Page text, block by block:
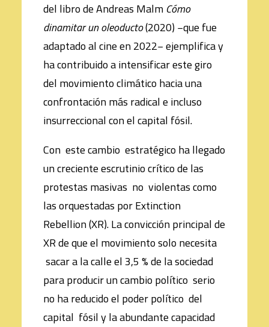
del libro de Andreas Malm Cómo
dinamitar un oleoducto(2020) −que fue
adaptado al cine en 2022− ejemplifica y
ha contribuido a intensificar este giro
del movimiento climático hacia una
confrontación más radical e incluso
insurreccional con el capital fósil.
Con este cambio estratégico ha llegado
un creciente escrutinio crítico de las
protestas masivas no violentas como
las orquestadas por Extinction
Rebellion (XR). La convicción principal de
XR de que el movimiento solo necesita
sacar a la calle el 3,5 % de la sociedad
para producir un cambio político serio
no ha reducido el poder político del
capital fósil y la abundante capacidad